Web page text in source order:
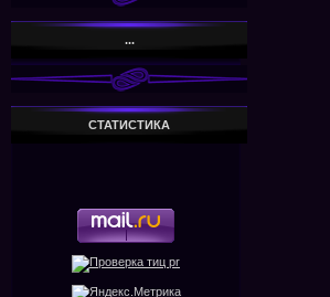
...
СТАТИСТИКА